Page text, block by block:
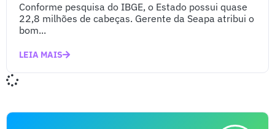
Conforme pesquisa do IBGE, o Estado possui quase
22,8 milhões de cabeças. Gerente da Seapa atribui o
bom...
LEIA MAIS